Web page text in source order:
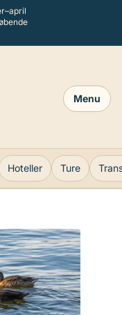
Menu
Hoteller Ture